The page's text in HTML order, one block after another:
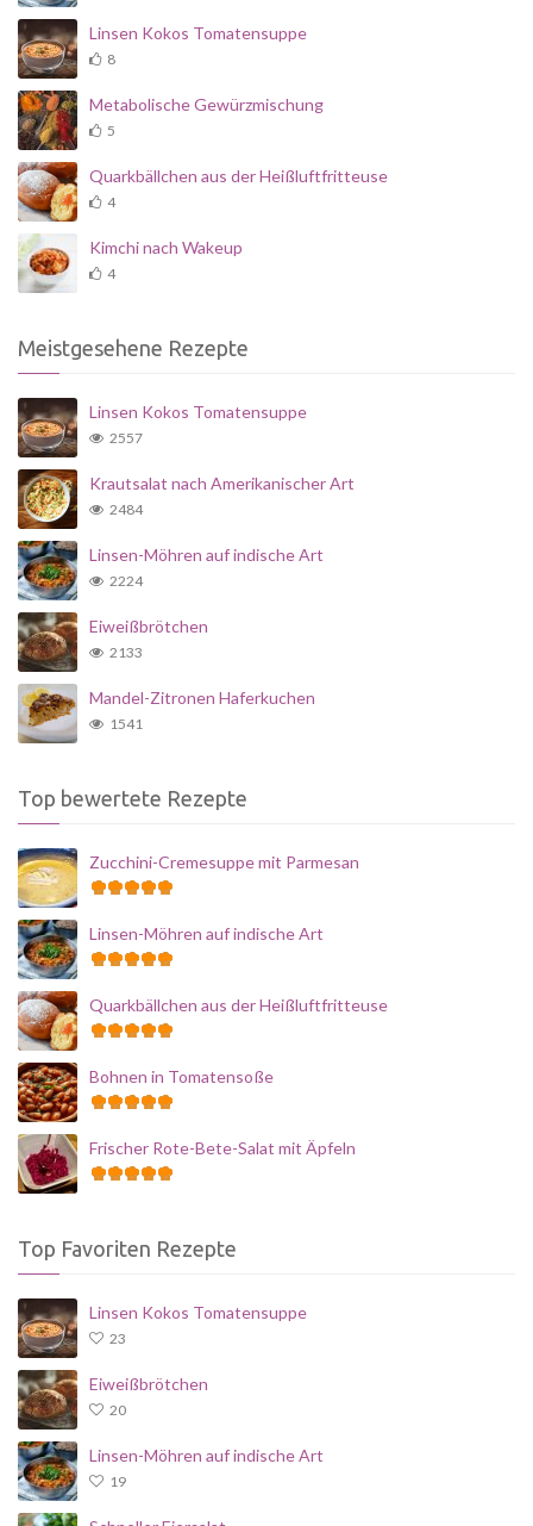
Linsen Kokos Tomatensuppe
8
Metabolische Gewürzmischung
5
Quarkbällchen aus der Heißluftfritteuse
4
Kimchi nach Wakeup
4
Meistgesehene Rezepte
Linsen Kokos Tomatensuppe
2557
Krautsalat nach Amerikanischer Art
2484
Linsen-Möhren auf indische Art
2224
Eiweißbrötchen
2133
Mandel-Zitronen Haferkuchen
1541
Top bewertete Rezepte
Zucchini-Cremesuppe mit Parmesan
Linsen-Möhren auf indische Art
Quarkbällchen aus der Heißluftfritteuse
Bohnen in Tomatensoße
Frischer Rote-Bete-Salat mit Äpfeln
Top Favoriten Rezepte
Linsen Kokos Tomatensuppe
23
Eiweißbrötchen
20
Linsen-Möhren auf indische Art
19